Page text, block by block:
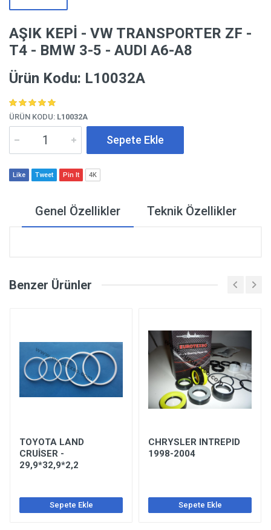
AŞIK KEPİ - VW TRANSPORTER ZF -
T4 - BMW 3-5 - AUDI A6-A8
Ürün Kodu: L10032A
ÜRÜN KODU: L10032A
Sepete Ekle
Like Tweet Pin It 4K
Genel Özellikler Teknik Özellikler
Benzer Ürünler
TOYOTA LAND
CRUİSER -
29,9*32,9*2,2
Sepete Ekle
CHRYSLER INTREPID
1998-2004
Sepete Ekle